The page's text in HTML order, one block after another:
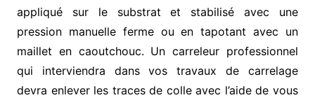
appliqué sur le substrat et stabilisé avec une
pression manuelle ferme ou en tapotant avec un
maillet en caoutchouc. Un carreleur professionnel
qui interviendra dans vos travaux de carrelage
devra enlever les traces de colle avec l’aide de vous